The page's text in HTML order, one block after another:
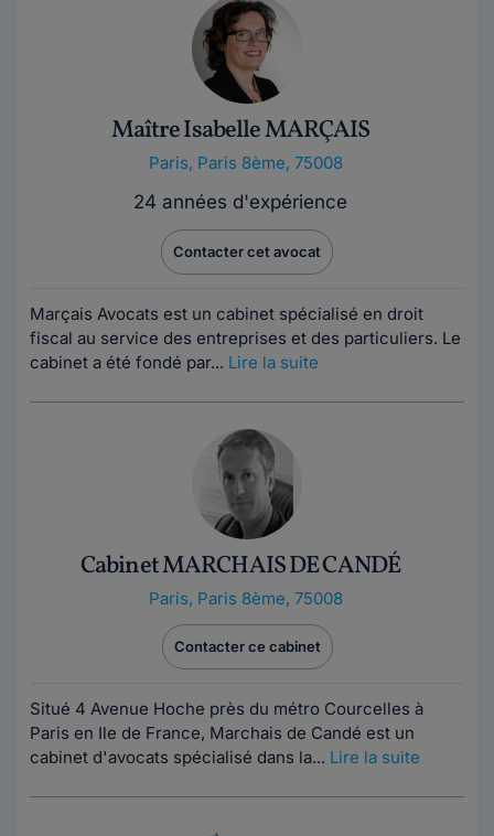
Maître Isabelle MARÇAIS
Paris, Paris 8ème, 75008
24 années d'expérience
Contacter cet avocat
Marçais Avocats est un cabinet spécialisé en droit
fiscal au service des entreprises et des particuliers. Le
cabinet a été fondé par... Lire la suite
Cabinet MARCHAIS DE CANDÉ
Paris, Paris 8ème, 75008
Contacter ce cabinet
Situé 4 Avenue Hoche près du métro Courcelles à
Paris en Ile de France, Marchais de Candé est un
cabinet d'avocats spécialisé dans la... Lire la suite